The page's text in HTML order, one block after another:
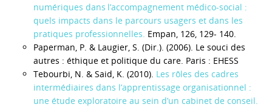
numériques dans l’accompagnement médico-social :
quels impacts dans le parcours usagers et dans les
pratiques professionnelles. Empan, 126, 129- 140.
Paperman, P. & Laugier, S. (Dir.). (2006). Le souci des
autres : éthique et politique du care. Paris : EHESS
Tebourbi, N. & Said, K. (2010). Les rôles des cadres
intermédiaires dans l’apprentissage organisationnel :
une étude exploratoire au sein d’un cabinet de conseil.